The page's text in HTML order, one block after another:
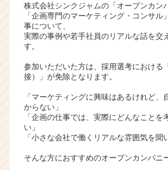
く
就
活
ト
チ
ア
ャ
ア
（C
株式会社シンクジャムの「オープンカン
「企画専門のマーケティング・コンサル
事について、
実際の事例や若手社員のリアルな話を交
す。
参加いただいた方は、採用選考における
接）」が免除となります。
「マーケティングに興味はあるけれど、
からない」
「企画の仕事では、実際にどんなことを
い」
「小さな会社で働くリアルな雰囲気を聞
そんな方におすすめのオープンカンパニ